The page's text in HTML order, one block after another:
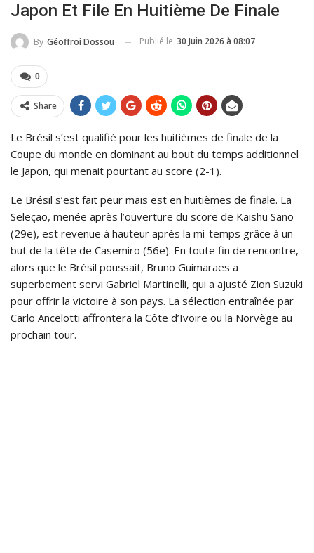
Japon Et File En Huitième De Finale
By Géoffroi Dossou Publié le 30 Juin 2026 à 08:07
0
Share
Le Brésil s’est qualifié pour les huitièmes de finale de la
Coupe du monde en dominant au bout du temps additionnel
le Japon, qui menait pourtant au score (2-1).
Le Brésil s’est fait peur mais est en huitièmes de finale. La
Seleçao, menée après l’ouverture du score de Kaishu Sano
(29e), est revenue à hauteur après la mi-temps grâce à un
but de la tête de Casemiro (56e). En toute fin de rencontre,
alors que le Brésil poussait, Bruno Guimaraes a
superbement servi Gabriel Martinelli, qui a ajusté Zion Suzuki
pour offrir la victoire à son pays. La sélection entraînée par
Carlo Ancelotti affrontera la Côte d’Ivoire ou la Norvège au
prochain tour.